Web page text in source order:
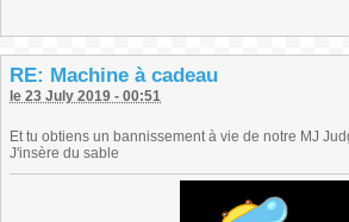
RE: Machine à cadeau
le 23 July 2019 - 00:51
Et tu obtiens un bannissement à vie de notre MJ
J'insère du sable